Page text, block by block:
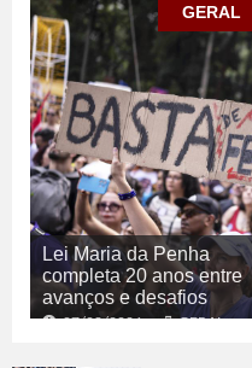
GERAL
Lei Maria da Penha
completa 20 anos entre
avanços e desafios
07/08/2026 GERAL